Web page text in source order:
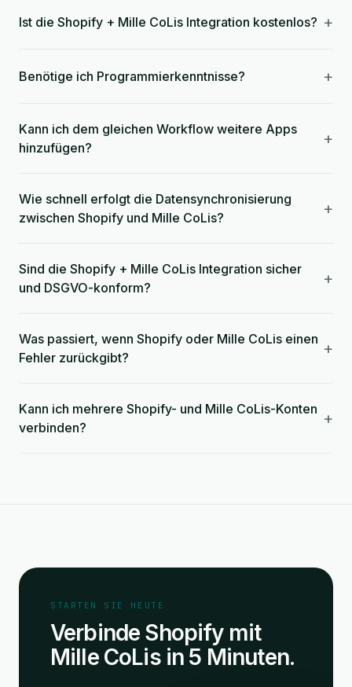
Ist die Shopify + Mille CoLis Integration kostenlos? +
Benötige ich Programmierkenntnisse? +
Kann ich dem gleichen Workflow weitere Apps
hinzufügen?
+
Wie schnell erfolgt die Datensynchronisierung
zwischen Shopify und Mille CoLis?
+
Sind die Shopify + Mille CoLis Integration sicher
und DSGVO-konform?
+
Was passiert, wenn Shopify oder Mille CoLis einen
Fehler zurückgibt?
+
Kann ich mehrere Shopify- und Mille CoLis-Konten
verbinden?
+
STARTEN SIE HEUTE
Verbinde Shopify mit
Mille CoLis in 5 Minuten.